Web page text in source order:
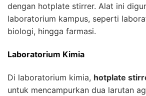
dengan hotplate stirrer. Alat ini
laboratorium kampus, seperti
biologi, hingga farmasi.
Laboratorium Kimia
Di laboratorium kimia, hotplate
untuk mencampurkan dua larutan